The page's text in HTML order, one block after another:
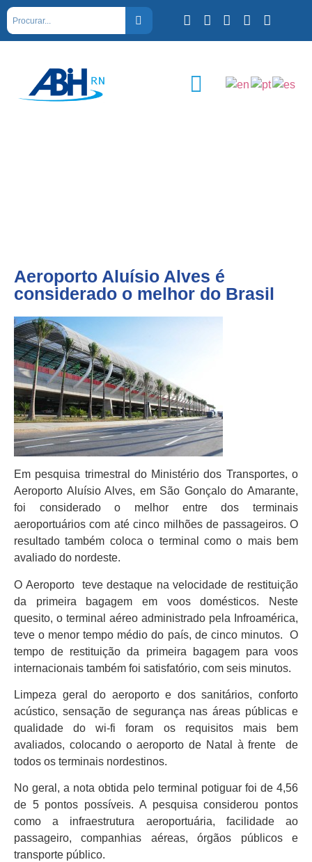
Aeroporto Aluísio Alves é
considerado o melhor do Brasil
Em pesquisa trimestral do Ministério dos Transportes, o
Aeroporto Aluísio Alves, em São Gonçalo do Amarante,
foi considerado o melhor entre dos terminais
aeroportuários com até cinco milhões de passageiros. O
resultado também coloca o terminal como o mais bem
avaliado do nordeste.
O Aeroporto teve destaque na velocidade de restituição
da primeira bagagem em voos domésticos. Neste
quesito, o terminal aéreo administrado pela Infroamérica,
teve o menor tempo médio do país, de cinco minutos. O
tempo de restituição da primeira bagagem para voos
internacionais também foi satisfatório, com seis minutos.
Limpeza geral do aeroporto e dos sanitários, conforto
acústico, sensação de segurança nas áreas públicas e
qualidade do wi-fi foram os requisitos mais bem
avaliados, colocando o aeroporto de Natal à frente de
todos os terminais nordestinos.
No geral, a nota obtida pelo terminal potiguar foi de 4,56
de 5 pontos possíveis. A pesquisa considerou pontos
como a infraestrutura aeroportuária, facilidade ao
passageiro, companhias aéreas, órgãos públicos e
transporte público.